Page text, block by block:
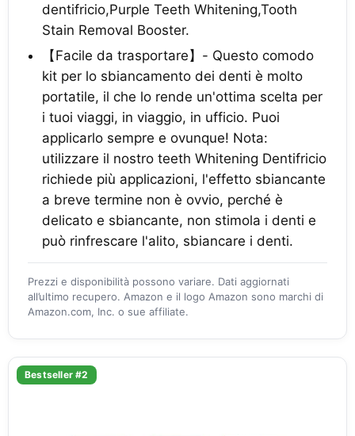
dentifricio,Purple Teeth Whitening,Tooth
Stain Removal Booster.
【Facile da trasportare】- Questo comodo
kit per lo sbiancamento dei denti è molto
portatile, il che lo rende un'ottima scelta per
i tuoi viaggi, in viaggio, in ufficio. Puoi
applicarlo sempre e ovunque! Nota:
utilizzare il nostro teeth Whitening Dentifricio
richiede più applicazioni, l'effetto sbiancante
a breve termine non è ovvio, perché è
delicato e sbiancante, non stimola i denti e
può rinfrescare l'alito, sbiancare i denti.
Prezzi e disponibilità possono variare. Dati aggiornati
all’ultimo recupero. Amazon e il logo Amazon sono marchi di
Amazon.com, Inc. o sue affiliate.
Bestseller #2